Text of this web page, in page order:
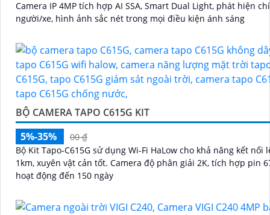
Camera IP 4MP tích hợp AI SSA, Smart Dual Light, phát hiện
người/xe, hình ảnh sắc nét trong mọi điều kiện ánh sáng
BỘ CAMERA TAPO C615G KIT
5%-35%
00 ₫
Bộ Kit Tapo-C615G sử dụng Wi-Fi HaLow cho khả năng kết nối
1km, xuyên vật cản tốt. Camera độ phân giải 2K, tích hợp pin 6700mAh
hoạt động đến 150 ngày